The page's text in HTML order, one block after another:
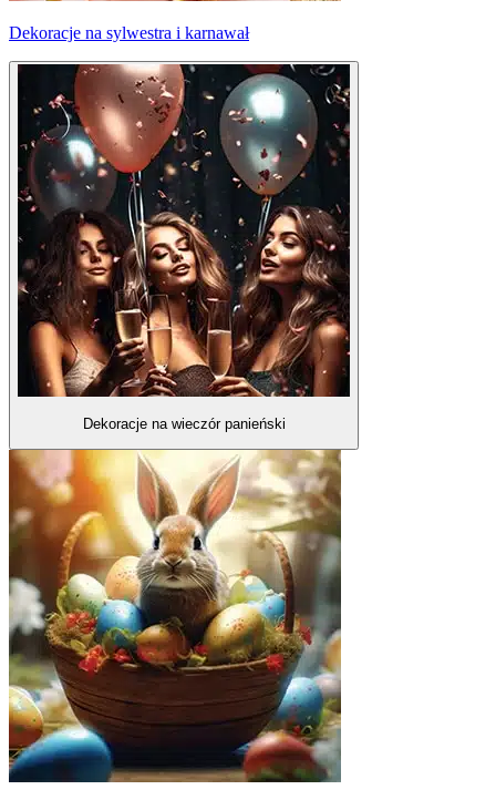
Dekoracje na sylwestra i karnawał
Dekoracje na wieczór panieński